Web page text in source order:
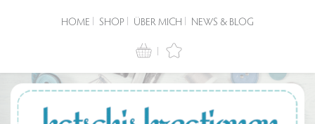
HOME SHOP ÜBER MICH NEWS & BLOG